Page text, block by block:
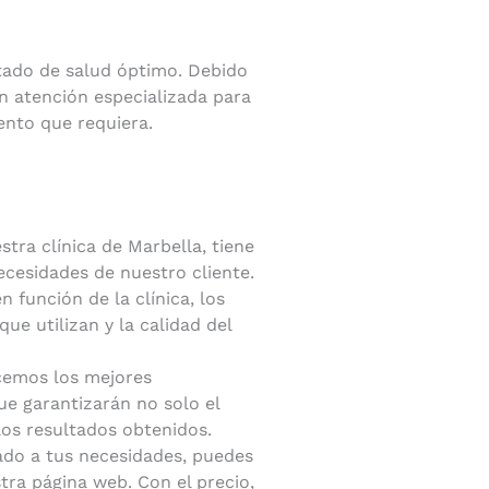
de salud óptimo. Debido
atención especializada para
que requiera.
clínica de Marbella, tiene
de nuestro cliente.
función de la clínica, los
utilizan y la calidad del
los mejores
garantizarán no solo el
resultados obtenidos.
a tus necesidades, puedes
página web. Con el precio,